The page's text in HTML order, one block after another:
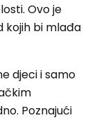
Ovo je
kojih bi mlađa
djeci i samo
Poznajući